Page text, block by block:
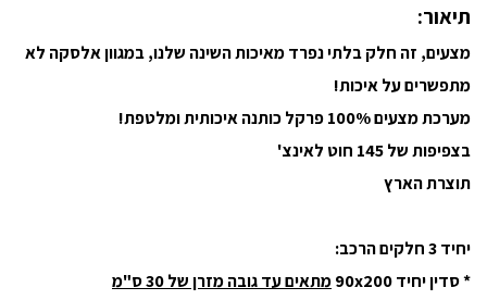
תיאור:
מצעים, זה חלק בלתי נפרד מאיכות השינה שלנו, במגוון אלסקה לא
מתפשרים על איכות!
מערכת מצעים 100% פרקל כותנה איכותית ומלטפת!
בצפיפות של 145 חוט לאינצ'
תוצרת הארץ
יחיד 3 חלקים הרכב:
* סדין יחיד 90x200
מתאים עד גובה מזרן של 30 ס"מ